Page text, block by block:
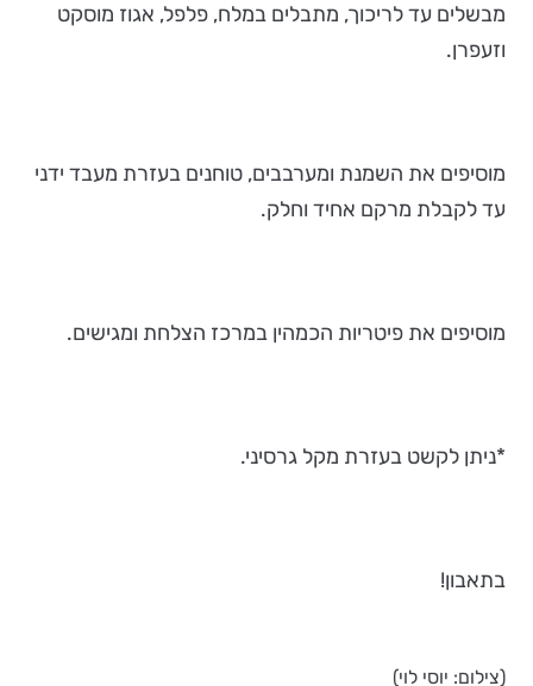
מבשלים עד לריכוך, מתבלים במלח, פלפל, אגוז מוסקט
וזעפרן.
מוסיפים את השמנת ומערבבים, טוחנים בעזרת מעבד ידני
עד לקבלת מרקם אחיד וחלק.
מוסיפים את פיטריות הכמהין במרכז הצלחת ומגישים.
*ניתן לקשט בעזרת מקל גרסיני.
בתאבון!
(צילום: יוסי לוי)